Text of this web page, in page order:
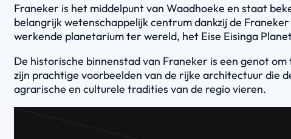
Franeker is het middelpunt van Waadhoeke en staat
belangrijk wetenschappelijk centrum dankzij de
werkende planetarium ter wereld, het Eise Eisinga
De historische binnenstad van Franeker is een genot
zijn prachtige voorbeelden van de rijke architectuur die
agrarische en culturele tradities van de regio vieren.